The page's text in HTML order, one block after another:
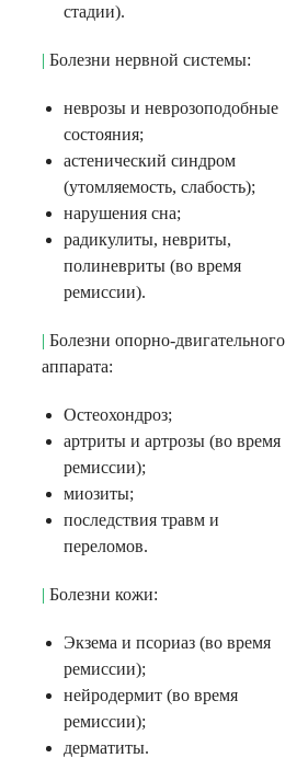
стадии).
| Болезни нервной системы:
неврозы и неврозоподобные
состояния;
астенический синдром
(утомляемость, слабость);
нарушения сна;
радикулиты, невриты,
полиневриты (во время
ремиссии).
| Болезни опорно-двигательного
аппарата:
Остеохондроз;
артриты и артрозы (во время
ремиссии);
миозиты;
последствия травм и
переломов.
| Болезни кожи:
Экзема и псориаз (во время
ремиссии);
нейродермит (во время
ремиссии);
дерматиты.